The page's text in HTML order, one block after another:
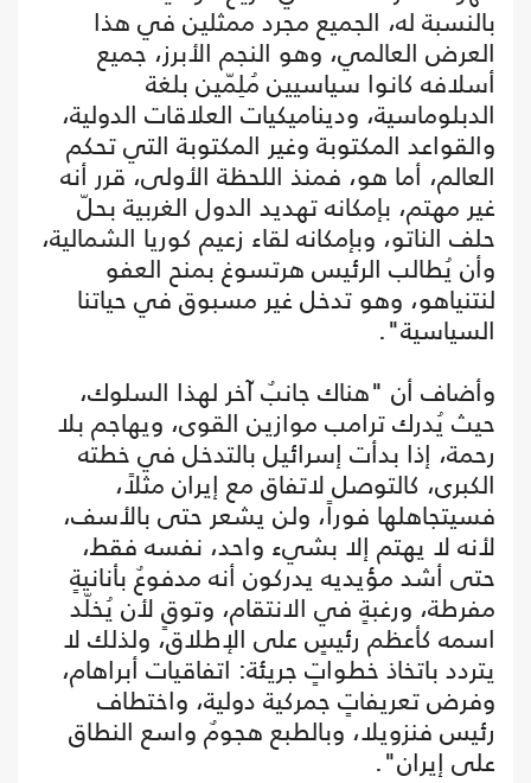
بالنسبة له، الجميع مجرد ممثلين في هذا
العرض العالمي، وهو النجم الأبرز، جميع
أسلافه كانوا سياسيين مُلِمّين بلغة
الدبلوماسية، وديناميكيات العلاقات الدولية،
والقواعد المكتوبة وغير المكتوبة التي تحكم
العالم، أما هو، فمنذ اللحظة الأولى، قرر أنه
غير مهتم، بإمكانه تهديد الدول الغربية بحلّ
حلف الناتو، وبإمكانه لقاء زعيم كوريا الشمالية،
وأن يُطالب الرئيس هرتسوغ بمنح العفو
لنتنياهو، وهو تدخل غير مسبوق في حياتنا
السياسية".
وأضاف أن "هناك جانبٌ آخر لهذا السلوك،
حيث يُدرك ترامب موازين القوى، ويهاجم بلا
رحمة، إذا بدأت إسرائيل بالتدخل في خطته
الكبرى، كالتوصل لاتفاق مع إيران مثلاً،
فسيتجاهلها فوراً، ولن يشعر حتى بالأسف،
لأنه لا يهتم إلا بشيء واحد، نفسه فقط،
حتى أشد مؤيديه يدركون أنه مدفوعٌ بأنانيةٍ
مفرطة، ورغبةٍ في الانتقام، وتوقٍ لأن يُخلّد
اسمه كأعظم رئيسٍ على الإطلاق، ولذلك لا
يتردد باتخاذ خطواتٍ جريئة: اتفاقيات أبراهام،
وفرض تعريفاتٍ جمركية دولية، واختطاف
رئيس فنزويلا، وبالطبع هجومٌ واسع النطاق
على إيران".